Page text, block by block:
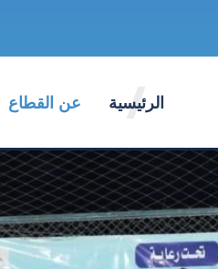
الرئيسية عن القطاع